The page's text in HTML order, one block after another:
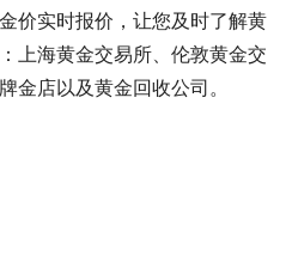
价实时报价，让您及时了解黄
上海黄金交易所、伦敦黄金交
金店以及黄金回收公司。